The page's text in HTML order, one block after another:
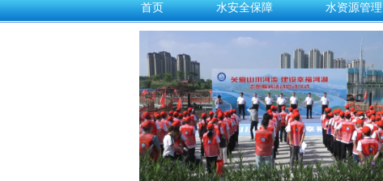
首页 水安全保障 水资源管理